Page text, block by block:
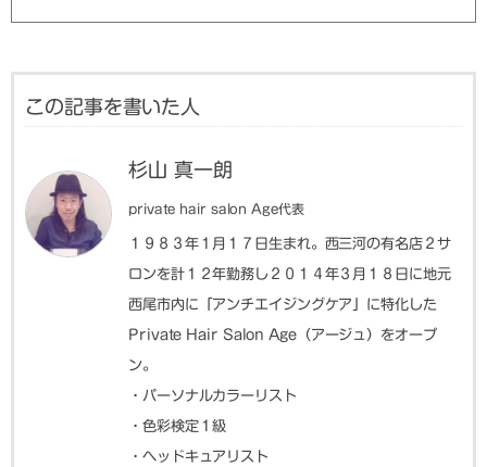
この記事を書いた人
杉山 真一朗
private hair salon Age代表
１９８３年１月１７日生まれ。西三河の有名店２サ
ロンを計１２年勤務し２０１４年３月１８日に地元
西尾市内に「アンチエイジングケア」に特化した
Private Hair Salon Age（アージュ）をオープ
ン。
・パーソナルカラーリスト
・色彩検定１級
・ヘッドキュアリスト